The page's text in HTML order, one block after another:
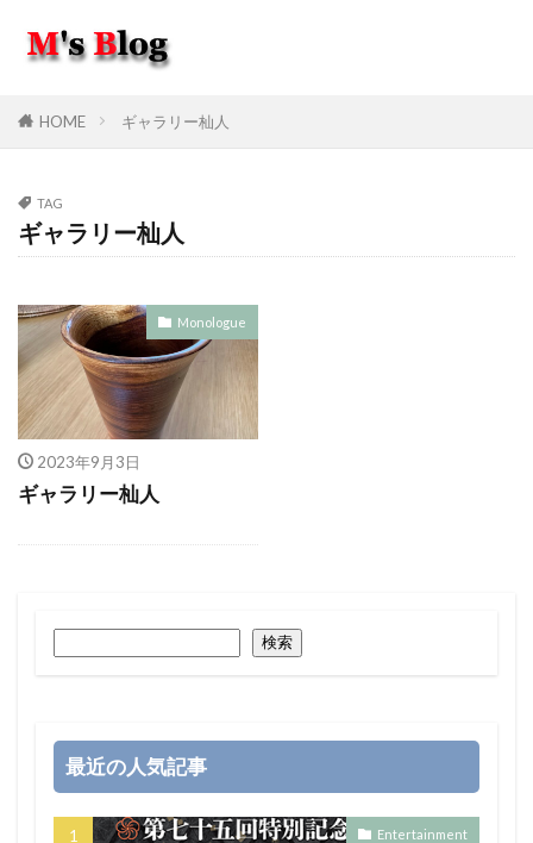
HOME ギャラリー杣人
TAG
ギャラリー杣人
Monologue
2023年9月3日
ギャラリー杣人
検索
最近の人気記事
Entertainment